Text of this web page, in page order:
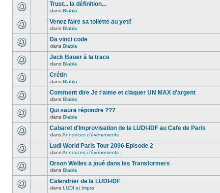
Trust... la définition...
dans Blabla
Venez faire sa toilette au yeti!
dans Blabla
Da vinci code
dans Blabla
Jack Bauer à la trace
dans Blabla
Crétin
dans Blabla
Comment dire Je t'aime et claquer UN MAX d'argent
dans Blabla
Qui saura répondre ???
dans Blabla
Cabaret d'Improvisation de la LUDI-IDF au Cafe de Paris
dansAnnonces d'événements
Ludi World Paris Tour 2006 Episode 2
dansAnnonces d'événements
Orson Welles a joué dans les Transformers
dans Blabla
Calendrier de la LUDI-IDF
dans LUDI et Impro